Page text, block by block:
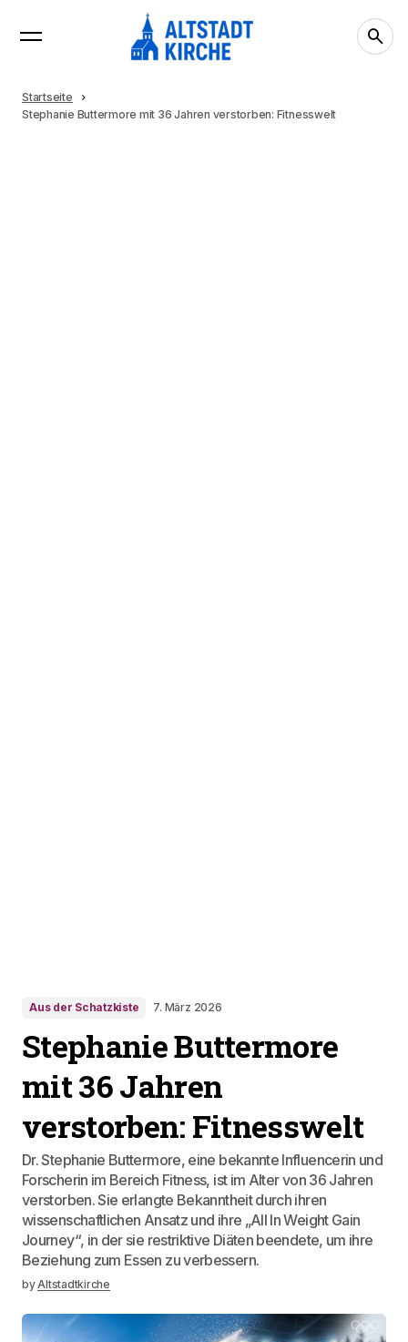
Startseite
Stephanie Buttermore mit 36 Jahren verstorben: Fitnesswelt
Aus der Schatzkiste 7. März 2026
Stephanie Buttermore
mit 36 Jahren
verstorben: Fitnesswelt
Dr. Stephanie Buttermore, eine bekannte Influencerin und
Forscherin im Bereich Fitness, ist im Alter von 36 Jahren
verstorben. Sie erlangte Bekanntheit durch ihren
wissenschaftlichen Ansatz und ihre „All In Weight Gain
Journey“, in der sie restriktive Diäten beendete, um ihre
Beziehung zum Essen zu verbessern.
byAltstadtkirche